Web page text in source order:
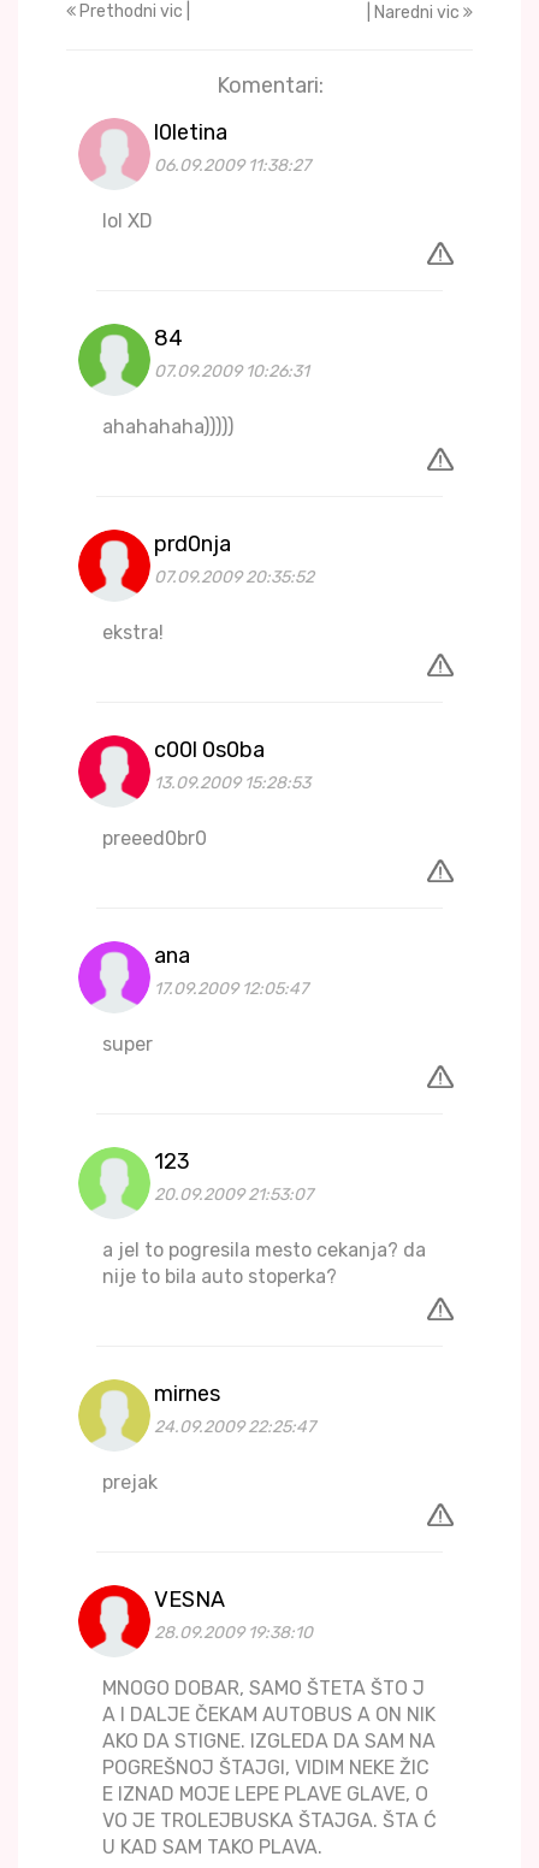
Prethodni vic | | Naredni vic
Komentari:
l0letina
06.09.2009 11:38:27
lol XD
84
07.09.2009 10:26:31
ahahahaha)))))
prd0nja
07.09.2009 20:35:52
ekstra!
c00l 0s0ba
13.09.2009 15:28:53
preeed0br0
ana
17.09.2009 12:05:47
super
123
20.09.2009 21:53:07
a jel to pogresila mesto cekanja? da
nije to bila auto stoperka?
mirnes
24.09.2009 22:25:47
prejak
VESNA
28.09.2009 19:38:10
MNOGO DOBAR, SAMO ŠTETA ŠTO J
A I DALJE ČEKAM AUTOBUS A ON NIK
AKO DA STIGNE. IZGLEDA DA SAM NA
POGREŠNOJ ŠTAJGI, VIDIM NEKE ŽIC
E IZNAD MOJE LEPE PLAVE GLAVE, O
VO JE TROLEJBUSKA ŠTAJGA. ŠTA Ć
U KAD SAM TAKO PLAVA.